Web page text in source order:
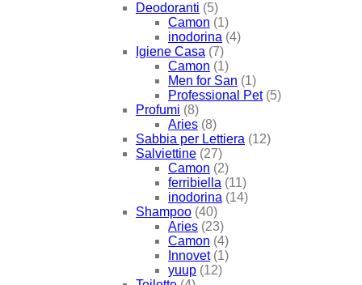
Deodoranti (5)
Camon (1)
inodorina (4)
Igiene Casa (7)
Camon (1)
Men for San (1)
Professional Pet (5)
Profumi (8)
Aries (8)
Sabbia per Lettiera (12)
Salviettine (27)
Camon (2)
ferribiella (11)
inodorina (14)
Shampoo (40)
Aries (23)
Camon (4)
Innovet (1)
yuup (12)